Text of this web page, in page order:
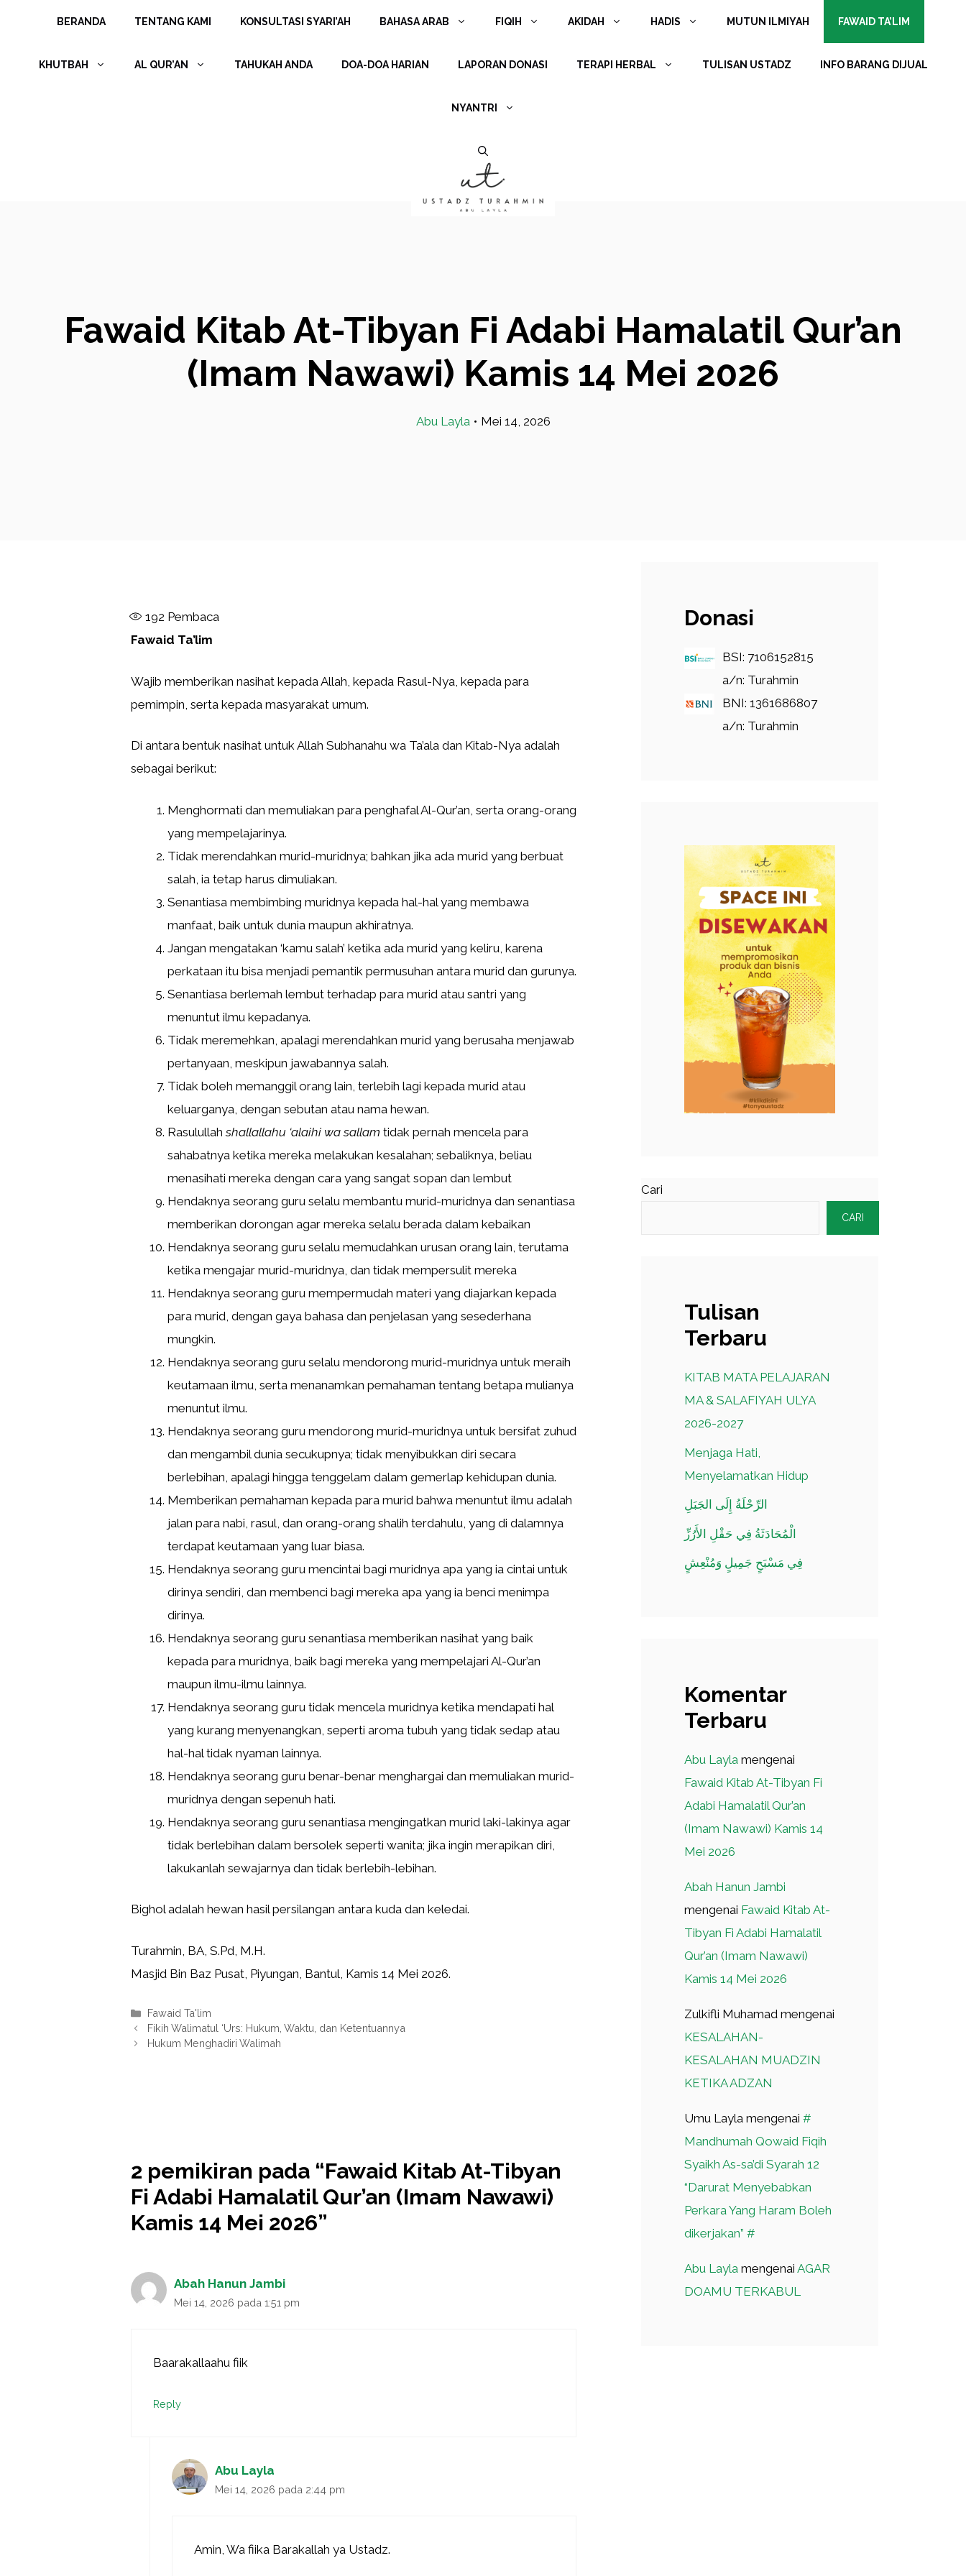
BERANDA TENTANG KAMI KONSULTASI SYARI’AH BAHASA ARAB FIQIH AKIDAH HADIS MUTUN ILMIYAH FAWAID TA’LIM
KHUTBAH AL QUR’AN TAHUKAH ANDA DOA-DOA HARIAN LAPORAN DONASI TERAPI HERBAL TULISAN USTADZ INFO BARANG DIJUAL
NYANTRI
Fawaid Kitab At-Tibyan Fi Adabi Hamalatil Qur’an
(Imam Nawawi) Kamis 14 Mei 2026
Abu Layla • Mei 14, 2026
192 Pembaca
Fawaid Ta’lim
Wajib memberikan nasihat kepada Allah, kepada Rasul-Nya, kepada para
pemimpin, serta kepada masyarakat umum.
Di antara bentuk nasihat untuk Allah Subhanahu wa Ta’ala dan Kitab-Nya adalah
sebagai berikut:
Menghormati dan memuliakan para penghafal Al-Qur’an, serta orang-orang
yang mempelajarinya.
Tidak merendahkan murid-muridnya; bahkan jika ada murid yang berbuat
salah, ia tetap harus dimuliakan.
Senantiasa membimbing muridnya kepada hal-hal yang membawa
manfaat, baik untuk dunia maupun akhiratnya.
Jangan mengatakan ‘kamu salah’ ketika ada murid yang keliru, karena
perkataan itu bisa menjadi pemantik permusuhan antara murid dan gurunya.
Senantiasa berlemah lembut terhadap para murid atau santri yang
menuntut ilmu kepadanya.
Tidak meremehkan, apalagi merendahkan murid yang berusaha menjawab
pertanyaan, meskipun jawabannya salah.
Tidak boleh memanggil orang lain, terlebih lagi kepada murid atau
keluarganya, dengan sebutan atau nama hewan.
Rasulullahshallallahu ‘alaihi wa sallam tidak pernah mencela para
sahabatnya ketika mereka melakukan kesalahan; sebaliknya, beliau
menasihati mereka dengan cara yang sangat sopan dan lembut
Hendaknya seorang guru selalu membantu murid-muridnya dan senantiasa
memberikan dorongan agar mereka selalu berada dalam kebaikan
Hendaknya seorang guru selalu memudahkan urusan orang lain, terutama
ketika mengajar murid-muridnya, dan tidak mempersulit mereka
Hendaknya seorang guru mempermudah materi yang diajarkan kepada
para murid, dengan gaya bahasa dan penjelasan yang sesederhana
mungkin.
Hendaknya seorang guru selalu mendorong murid-muridnya untuk meraih
keutamaan ilmu, serta menanamkan pemahaman tentang betapa mulianya
menuntut ilmu.
Hendaknya seorang guru mendorong murid-muridnya untuk bersifat zuhud
dan mengambil dunia secukupnya; tidak menyibukkan diri secara
berlebihan, apalagi hingga tenggelam dalam gemerlap kehidupan dunia.
Memberikan pemahaman kepada para murid bahwa menuntut ilmu adalah
jalan para nabi, rasul, dan orang-orang shalih terdahulu, yang di dalamnya
terdapat keutamaan yang luar biasa.
Hendaknya seorang guru mencintai bagi muridnya apa yang ia cintai untuk
dirinya sendiri, dan membenci bagi mereka apa yang ia benci menimpa
dirinya.
Hendaknya seorang guru senantiasa memberikan nasihat yang baik
kepada para muridnya, baik bagi mereka yang mempelajari Al-Qur’an
maupun ilmu-ilmu lainnya.
Hendaknya seorang guru tidak mencela muridnya ketika mendapati hal
yang kurang menyenangkan, seperti aroma tubuh yang tidak sedap atau
hal-hal tidak nyaman lainnya.
Hendaknya seorang guru benar-benar menghargai dan memuliakan murid-
muridnya dengan sepenuh hati.
Hendaknya seorang guru senantiasa mengingatkan murid laki-lakinya agar
tidak berlebihan dalam bersolek seperti wanita; jika ingin merapikan diri,
lakukanlah sewajarnya dan tidak berlebih-lebihan.
Bighol adalah hewan hasil persilangan antara kuda dan keledai.
Turahmin, BA, S.Pd, M.H.
Masjid Bin Baz Pusat, Piyungan, Bantul, Kamis 14 Mei 2026.
Kategori
Fawaid Ta'lim
Fikih Walimatul ‘Urs: Hukum, Waktu, dan Ketentuannya
Hukum Menghadiri Walimah
2 pemikiran pada “Fawaid Kitab At-Tibyan
Fi Adabi Hamalatil Qur’an (Imam Nawawi)
Kamis 14 Mei 2026”
Abah Hanun Jambi
Mei 14, 2026 pada 1:51 pm
Baarakallaahu fiik
Reply
Abu Layla
Mei 14, 2026 pada 2:44 pm
Amin, Wa fiika Barakallah ya Ustadz.
Donasi
BSI: 7106152815
a/n: Turahmin
BNI: 1361686807
a/n: Turahmin
Cari
CARI
Tulisan
Terbaru
KITAB MATA PELAJARAN
MA & SALAFIYAH ULYA
2026-2027
Menjaga Hati,
Menyelamatkan Hidup
الرِّحْلَةُ إِلَى الجَبَلِ
الْمُحَادَثَةُ فِي حَقْلِ الأَرُزِّ
فِي مَسْبَحٍ جَمِيلٍ وَمُنْعِشٍ
Komentar
Terbaru
Abu Layla mengenai
Fawaid Kitab At-Tibyan Fi
Adabi Hamalatil Qur’an
(Imam Nawawi) Kamis 14
Mei 2026
Abah Hanun Jambi
mengenai Fawaid Kitab At-
Tibyan Fi Adabi Hamalatil
Qur’an (Imam Nawawi)
Kamis 14 Mei 2026
Zulkifli Muhamad mengenai
KESALAHAN-
KESALAHAN MUADZIN
KETIKA ADZAN
Umu Layla mengenai #
Mandhumah Qowaid Fiqih
Syaikh As-sa’di Syarah 12
“Darurat Menyebabkan
Perkara Yang Haram Boleh
dikerjakan” #
Abu Layla mengenai AGAR
DOAMU TERKABUL